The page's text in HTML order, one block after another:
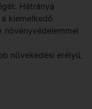
Hátránya
kiemelkedő
növényvédelemmel
növekedési erélyű,